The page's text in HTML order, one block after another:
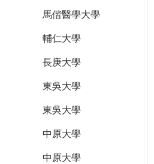
馬偕醫學大學
輔仁大學
長庚大學
東吳大學
東吳大學
中原大學
中原大學